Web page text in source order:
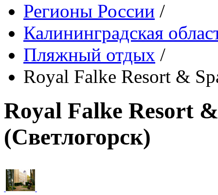
Регионы России /
Калининградская
Пляжный отдых /
Royal Falke Resort &
Royal Falke Resort
(Светлогорск)